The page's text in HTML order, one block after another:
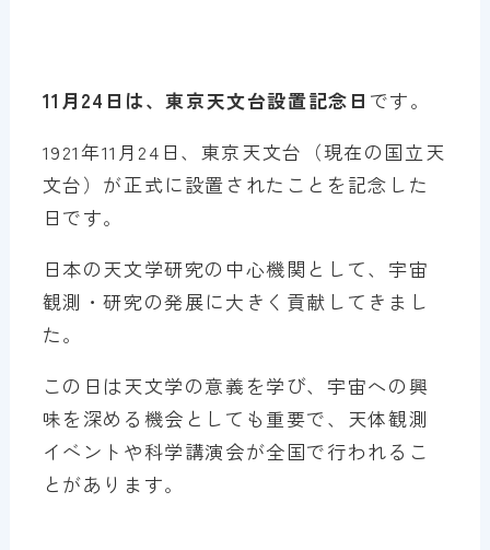
11月24日は、東京天文台設置記念日 です。
1921年11月24日、東京天文台（現在の国立天
文台）が正式に設置されたことを記念した
日です。
日本の天文学研究の中心機関として、宇宙
観測・研究の発展に大きく貢献してきまし
た。
この日は天文学の意義を学び、宇宙への興
味を深める機会としても重要で、天体観測
イベントや科学講演会が全国で行われるこ
とがあります。